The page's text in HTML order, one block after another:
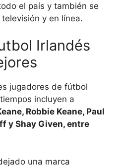
el país y también se
y en línea.
Irlandés
jugadores de fútbol
incluyen a
Robbie Keane, Paul
y Shay Given, entre
una marca